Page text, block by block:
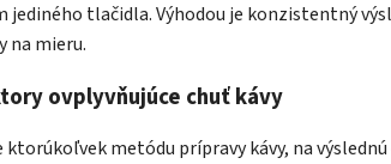
jediného tlačidla. Výhodou je konzistentný
na mieru.
ovplyvňujúce chuť kávy
ktorúkoľvek metódu prípravy kávy, na